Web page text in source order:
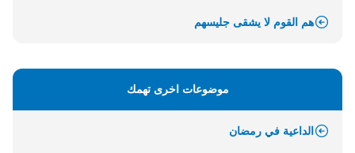
هم القوم لا يشقى جليسهم
موضوعات اخرى تهمك
الداعية في رمضان